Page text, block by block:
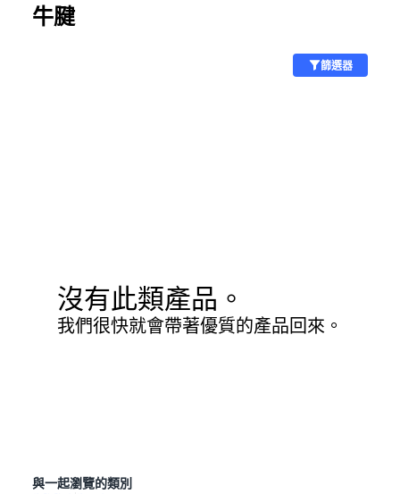
牛腱
篩選器
沒有此類產品。
我們很快就會帶著優質的產品回來。
與一起瀏覽的類別